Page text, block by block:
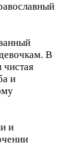
В
чистая
и
и